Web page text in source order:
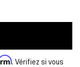
. Vérifiez si vous